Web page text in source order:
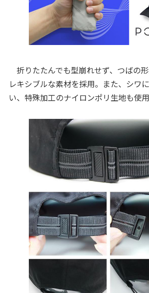
折りたたんでも型崩れせず、つばの
レキシブルな素材を採用。また、シワ
い、特殊加工のナイロンポリ生地も使用